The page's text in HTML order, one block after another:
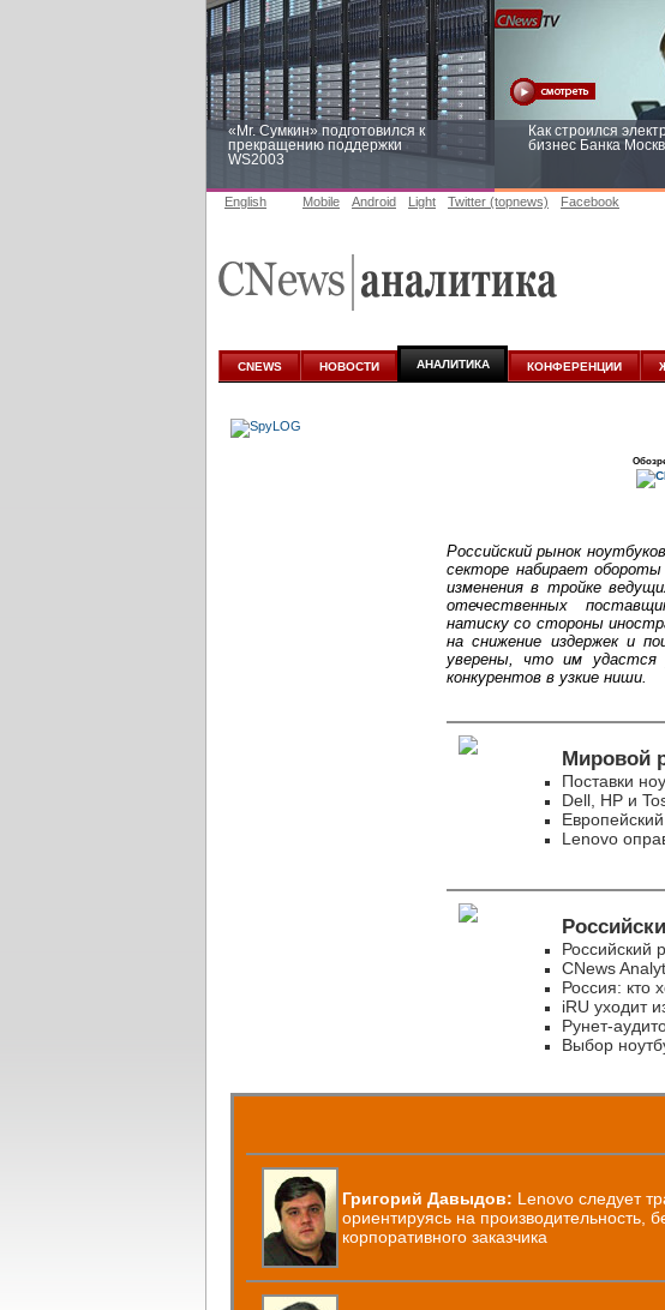
«Mr. Сумкин» подготовился к
прекращению поддержки
WS2003
Как строился
бизнес Банка
аналитике
English Mobile Android Light Twitter (topnews) Facebook
CNEWS НОВОСТИ АНАЛИТИКА КОНФЕРЕНЦИИ
Российский рынок
секторе набирает
изменения в тройке
отечественных
натиску со стороны
на снижение издержек и
уверены, что им удастся
конкурентов в узкие ниши.
Мировой
Поставки
Dell, HP и
Lenovo
Российский
CNews
Россия: кто
iRU уходит
Рунет-
Выбор
Григорий Давыдов: Lenovo следует
ориентируясь на производительность,
корпоративного заказчика